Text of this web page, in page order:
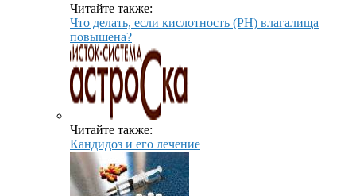
Читайте также:
Что делать, если кислотность (PH) влагалища
повышена?
Читайте также:
Кандидоз и его лечение